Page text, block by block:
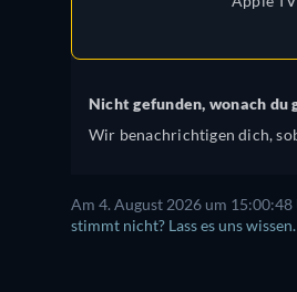
Nicht gefunden, wonach du
Wir benachrichtigen dich,
Am 4. August 2026 um
stimmt nicht? Lass es uns wissen.